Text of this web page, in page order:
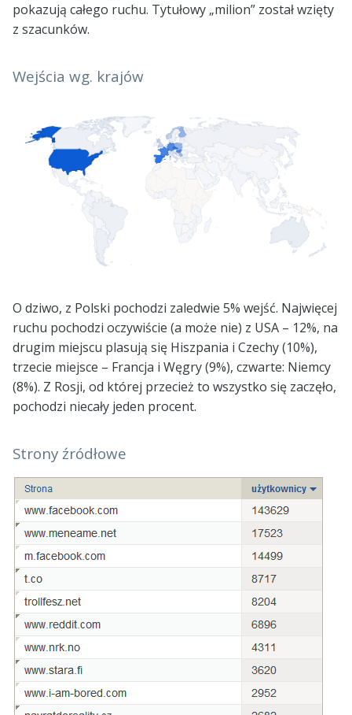
pokazują całego ruchu. Tytułowy „milion” został wzięty
z szacunków.
Wejścia wg. krajów
O dziwo, z Polski pochodzi zaledwie 5% wejść. Najwięcej
ruchu pochodzi oczywiście (a może nie) z USA – 12%, na
drugim miejscu plasują się Hiszpania i Czechy (10%),
trzecie miejsce – Francja i Węgry (9%), czwarte: Niemcy
(8%). Z Rosji, od której przecież to wszystko się zaczęło,
pochodzi niecały jeden procent.
Strony źródłowe